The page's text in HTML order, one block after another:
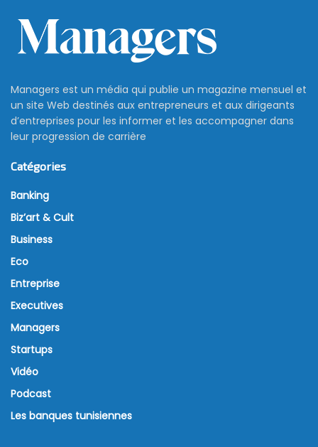
Managers est un média qui publie un magazine mensuel et
un site Web destinés aux entrepreneurs et aux dirigeants
d’entreprises pour les informer et les accompagner dans
leur progression de carrière
Catégories
Banking
Biz’art & Cult
Business
Eco
Entreprise
Executives
Managers
Startups
Vidéo
Podcast
Les banques tunisiennes